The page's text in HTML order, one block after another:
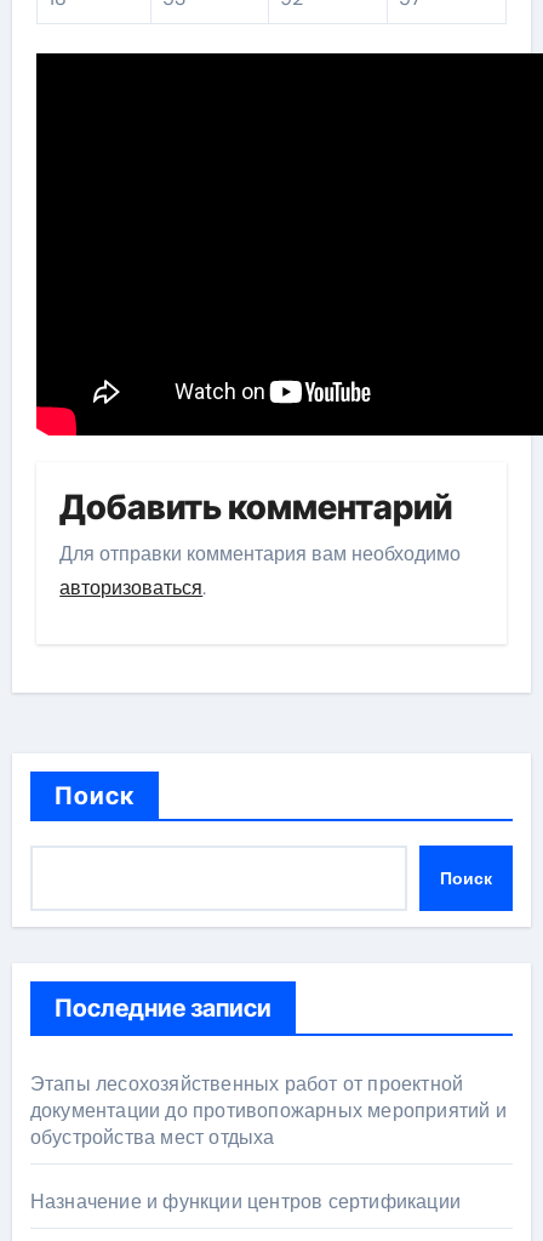
Добавить комментарий
Для отправки комментария вам необходимо
авторизоваться.
Поиск
Поиск
Последние записи
Этапы лесохозяйственных работ от проектной
документации до противопожарных мероприятий и
обустройства мест отдыха
Назначение и функции центров сертификации